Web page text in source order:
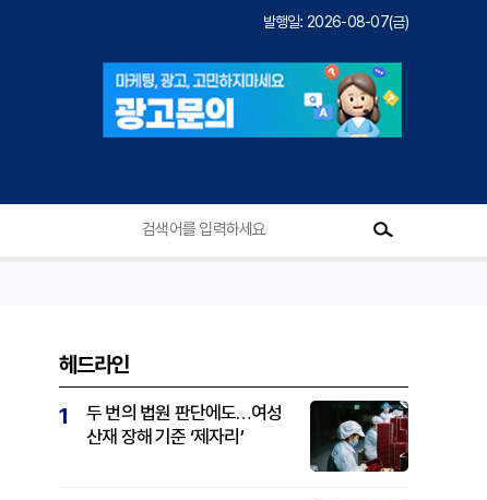
발행일: 2026-08-07(금)
헤드라인
1
두 번의 법원 판단에도…여성
산재 장해 기준 ‘제자리’